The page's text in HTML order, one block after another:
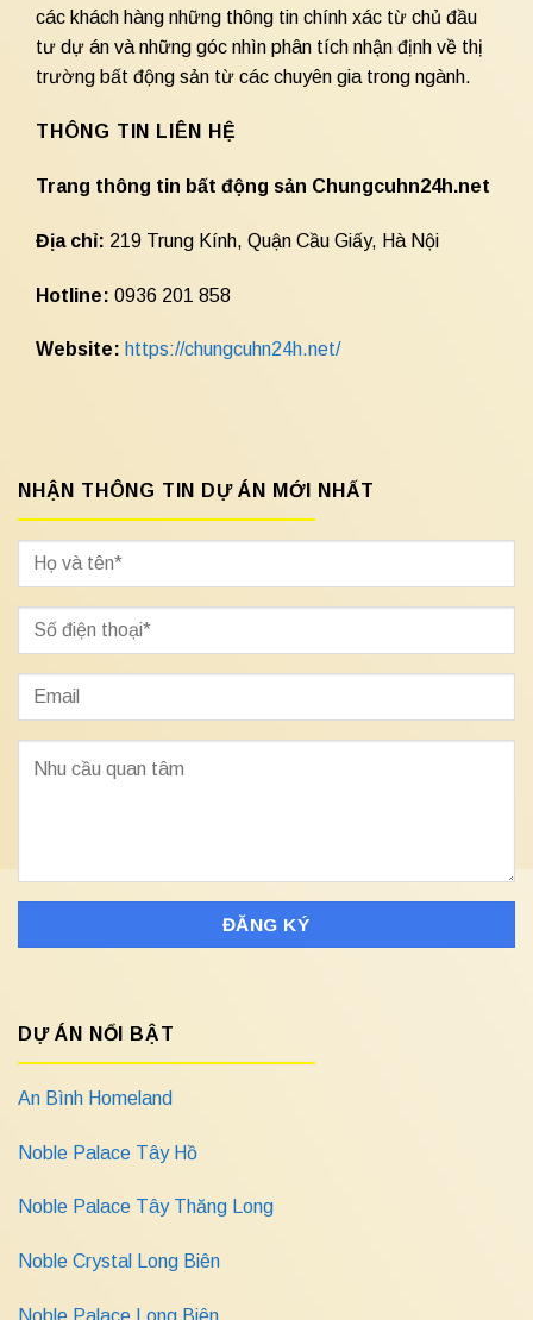
các khách hàng những thông tin chính xác từ chủ đầu
tư dự án và những góc nhìn phân tích nhận định về thị
trường bất động sản từ các chuyên gia trong ngành.
THÔNG TIN LIÊN HỆ
Trang thông tin bất động sản Chungcuhn24h.net
Địa chỉ: 219 Trung Kính, Quận Cầu Giấy, Hà Nội
Hotline: 0936 201 858
Website: https://chungcuhn24h.net/
NHẬN THÔNG TIN DỰ ÁN MỚI NHẤT
DỰ ÁN NỔI BẬT
An Bình Homeland
Noble Palace Tây Hồ
Noble Palace Tây Thăng Long
Noble Crystal Long Biên
Noble Palace Long Biên